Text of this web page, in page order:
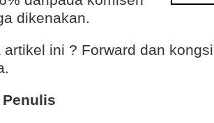
dikenakan.
artikel ini ? Forward dan